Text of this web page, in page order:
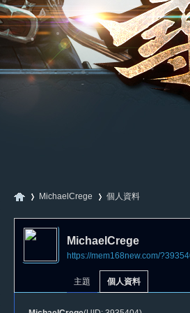
MichaelCrege
›
個人資料
MichaelCrege
https://mem168new.com/
主題 個人資料